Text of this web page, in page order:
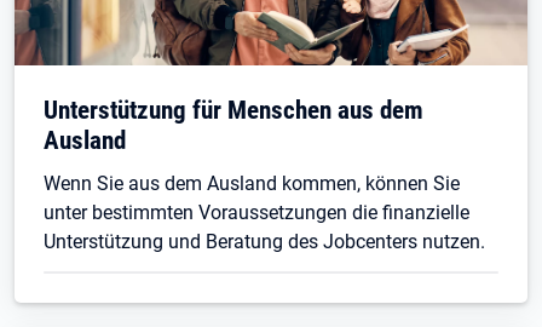
Unterstützung für Menschen aus dem
Ausland
Wenn Sie aus dem Ausland kommen, können Sie
unter bestimmten Voraussetzungen die finanzielle
Unterstützung und Beratung des Jobcenters nutzen.